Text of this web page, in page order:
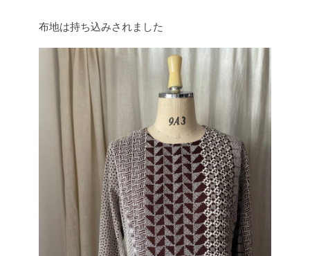
布地は持ち込みされました